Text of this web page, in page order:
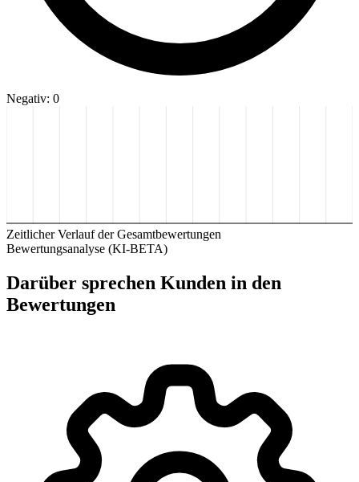
Negativ: 0
Zeitlicher Verlauf der Gesamtbewertungen
Bewertungsanalyse (KI-BETA)
Darüber sprechen Kunden in den
Bewertungen